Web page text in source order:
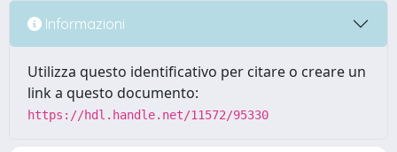
Informazioni
Utilizza questo identificativo per citare o creare un
link a questo documento:
https://hdl.handle.net/11572/95330